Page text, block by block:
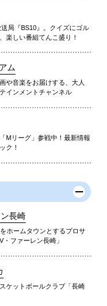
局『BS10』。クイズにゴル
楽しい番組てんこ盛り！
ム
や音楽をお届けする、大人
インメントチャンネル
Mリーグ」参戦中！最新情報
ク！
長崎
ホームタウンとするプロサ
・ファーレン長崎」
ケットボールクラブ「長崎